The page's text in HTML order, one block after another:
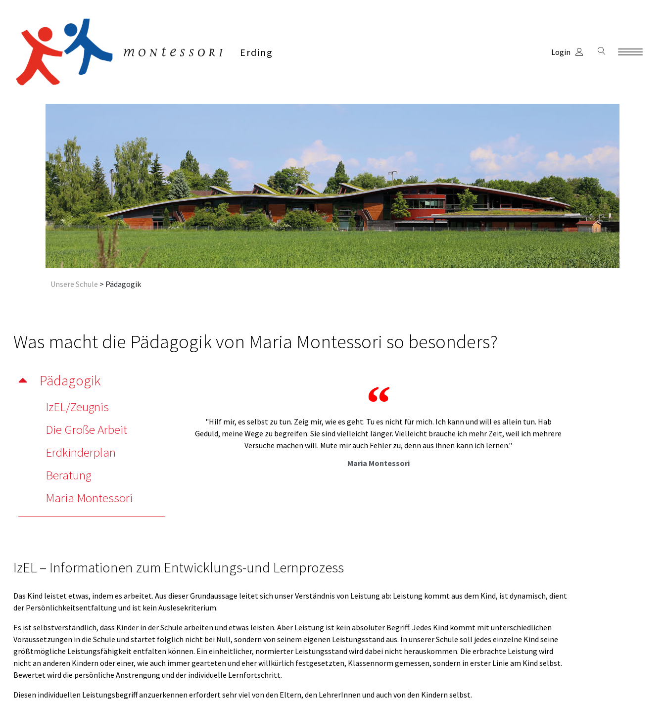
Erding Login
Unterstützung
Links & Partner
Jobs
Kontakt
MonteManager
Unsere Schule > Pädagogik
Was macht die Pädagogik von Maria Montessori so besonders?
Pädagogik
IzEL/Zeugnis
Die Große Arbeit
Erdkinderplan
Beratung
Maria Montessori
"Hilf mir, es selbst zu tun. Zeig mir, wie es geht. Tu es nicht für mich. Ich kann und will es allein tun. Hab
Geduld, meine Wege zu begreifen. Sie sind vielleicht länger. Vielleicht brauche ich mehr Zeit, weil ich mehrere
Versuche machen will. Mute mir auch Fehler zu, denn aus ihnen kann ich lernen."
Maria Montessori
IzEL – Informationen zum Entwicklungs-und Lernprozess
Das Kind leistet etwas, indem es arbeitet. Aus dieser Grundaussage leitet sich unser Verständnis von Leistung ab: Leistung kommt aus dem Kind, ist dynamisch, dient
der Persönlichkeitsentfaltung und ist kein Auslesekriterium.
Es ist selbstverständlich, dass Kinder in der Schule arbeiten und etwas leisten. Aber Leistung ist kein absoluter Begriff: Jedes Kind kommt mit unterschiedlichen
Voraussetzungen in die Schule und startet folglich nicht bei Null, sondern von seinem eigenen Leistungsstand aus. In unserer Schule soll jedes einzelne Kind seine
größtmögliche Leistungsfähigkeit entfalten können. Ein einheitlicher, normierter Leistungsstand wird dabei nicht herauskommen. Die erbrachte Leistung wird
nicht an anderen Kindern oder einer, wie auch immer gearteten und eher willkürlich festgesetzten, Klassennorm gemessen, sondern in erster Linie am Kind selbst.
Bewertet wird die persönliche Anstrengung und der individuelle Lernfortschritt.
Diesen individuellen Leistungsbegriff anzuerkennen erfordert sehr viel von den Eltern, den LehrerInnen und auch von den Kindern selbst.